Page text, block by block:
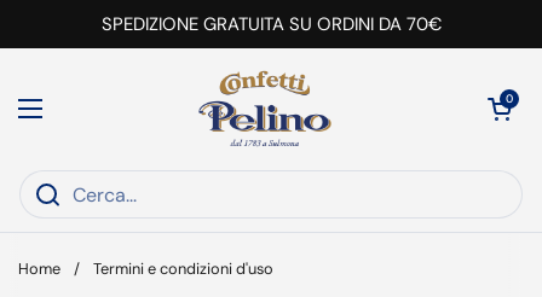
Passa ai contenutiSPEDIZIONE GRATUITA SU ORDINI DA 70€
Apri menu
Apri carrello
0
Home / Termini e condizioni d'uso